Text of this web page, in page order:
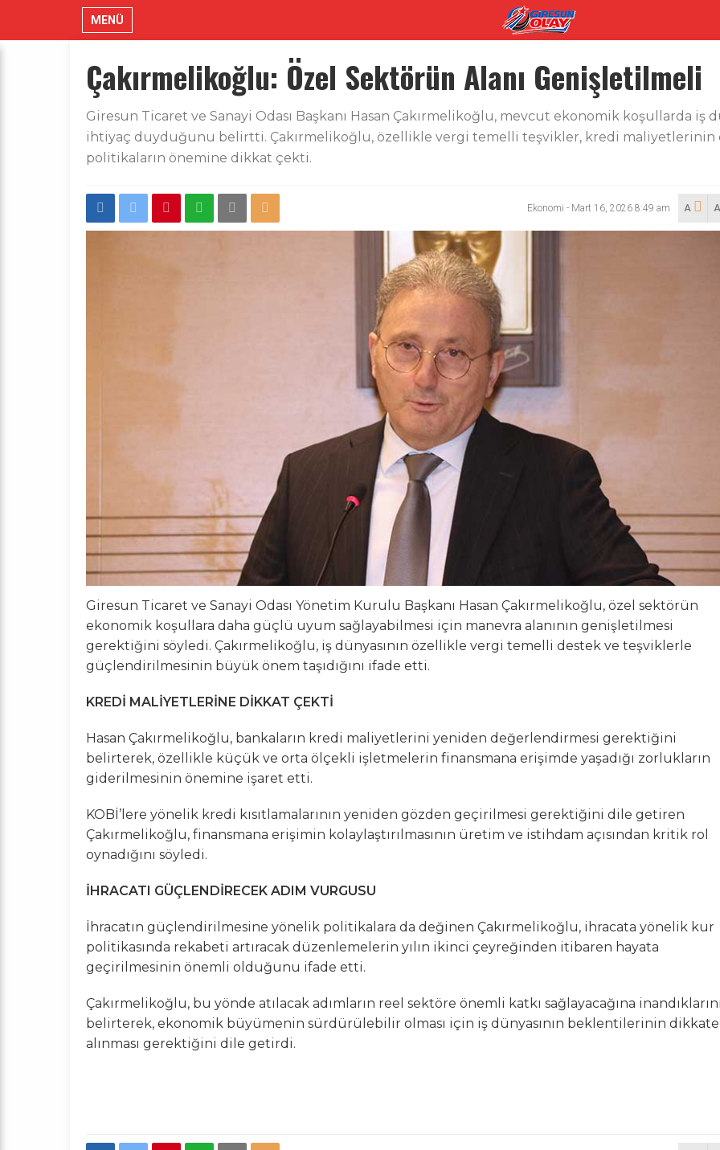
MENÜ
Çakırmelikoğlu: Özel Sektörün Alanı Genişletilmeli
Giresun Ticaret ve Sanayi Odası Başkanı Hasan Çakırmelikoğlu, mevcut ekonomik koşullarda iş
ihtiyaç duyduğunu belirtti. Çakırmelikoğlu, özellikle vergi temelli teşvikler, kredi maliyetlerinin
politikaların önemine dikkat çekti.
Ekonomi - Mart 16, 2026 8:49 am A
Giresun Ticaret ve Sanayi Odası Yönetim Kurulu Başkanı Hasan Çakırmelikoğlu, özel sektörün
ekonomik koşullara daha güçlü uyum sağlayabilmesi için manevra alanının genişletilmesi
gerektiğini söyledi. Çakırmelikoğlu, iş dünyasının özellikle vergi temelli destek ve teşviklerle
güçlendirilmesinin büyük önem taşıdığını ifade etti.
KREDİ MALİYETLERİNE DİKKAT ÇEKTİ
Hasan Çakırmelikoğlu, bankaların kredi maliyetlerini yeniden değerlendirmesi gerektiğini
belirterek, özellikle küçük ve orta ölçekli işletmelerin finansmana erişimde yaşadığı zorlukların
giderilmesinin önemine işaret etti.
KOBİ’lere yönelik kredi kısıtlamalarının yeniden gözden geçirilmesi gerektiğini dile getiren
Çakırmelikoğlu, finansmana erişimin kolaylaştırılmasının üretim ve istihdam açısından kritik rol
oynadığını söyledi.
İHRACATI GÜÇLENDİRECEK ADIM VURGUSU
İhracatın güçlendirilmesine yönelik politikalara da değinen Çakırmelikoğlu, ihracata yönelik kur
politikasında rekabeti artıracak düzenlemelerin yılın ikinci çeyreğinden itibaren hayata
geçirilmesinin önemli olduğunu ifade etti.
Çakırmelikoğlu, bu yönde atılacak adımların reel sektöre önemli katkı sağlayacağına
belirterek, ekonomik büyümenin sürdürülebilir olması için iş dünyasının beklentilerinin dikkate
alınması gerektiğini dile getirdi.